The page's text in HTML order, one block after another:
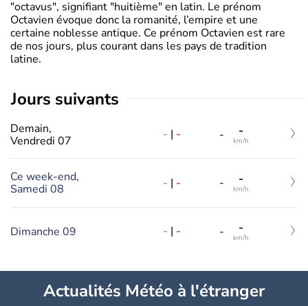
"octavus", signifiant "huitième" en latin. Le prénom
Octavien évoque donc la romanité, l’empire et une
certaine noblesse antique. Ce prénom Octavien est rare
de nos jours, plus courant dans les pays de tradition
latine.
jours suivants
Demain,
Vendredi 07
- | - - -
km/h
Ce week-end,
Samedi 08
- | - - -
km/h
Dimanche 09 - | - - -
km/h
Actualités Météo à l'étranger